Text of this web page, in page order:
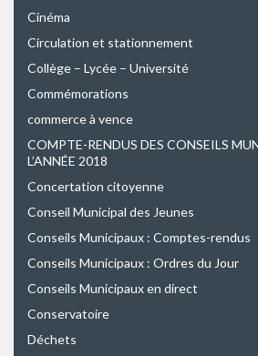
Cinéma
Circulation et stationnement
Collège – Lycée – Université
Commémorations
commerce à vence
COMPTE-RENDUS DES CONSEILS
L’ANNÉE 2018
Concertation citoyenne
Conseil Municipal des Jeunes
Conseils Municipaux : Comptes-rendus
Conseils Municipaux : Ordres du Jour
Conseils Municipaux en direct
Conservatoire
Déchets